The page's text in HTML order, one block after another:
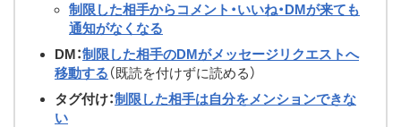
制限した相手からコメント・いいね・DMが来ても
通知がなくなる
DM：制限した相手のDMがメッセージリクエストへ
移動する （既読を付けずに読める）
タグ付け：制限した相手は自分をメンションできな
い